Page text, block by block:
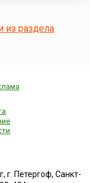
из раздела
г. Петергоф, Санкт-